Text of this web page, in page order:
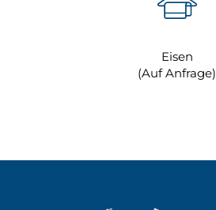
Eisen
(Auf Anfrage)